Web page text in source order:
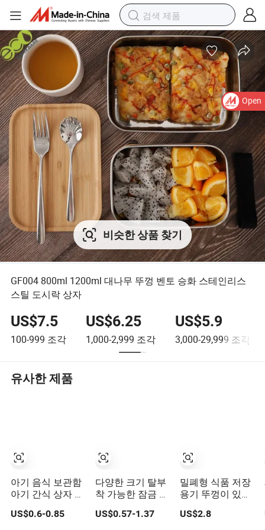
Open
비슷한 상품 찾기
GF004 800ml 1200ml 대나무 뚜껑 벤토 승화 스테인리스
스틸 도시락 상자
US$7.5
100-999 조각
US$6.25
1,000-2,999 조각
US$5.9
3,000-29,999 조각
유사한 제품
아기 음식 보관함
아기 간식 상자 3
관 용기
US$0.6-0.85
다양한 크기 탈부
착 가능한 잠금 유
세트 - 밀폐형,
US$0.57-1.37
밀폐형 식품 저장
용기 뚜껑이 있는
저장 용기 시리얼
US$2.8